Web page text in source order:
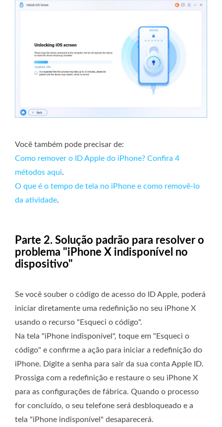
Você também pode precisar de:
Como remover o ID Apple do iPhone? Confira 4
métodos aqui.
O que é o tempo de tela no iPhone e como removê-lo
da atividade.
Parte 2. Solução padrão para resolver o
problema "iPhone X indisponível no
dispositivo"
Se você souber o código de acesso do ID Apple, poderá
iniciar diretamente uma redefinição no seu iPhone X
usando o recurso "Esqueci o código".
Na tela "iPhone indisponível", toque em "Esqueci o
código" e confirme a ação para iniciar a redefinição do
iPhone. Digite a senha para sair da sua conta Apple ID.
Prossiga com a redefinição e restaure o seu iPhone X
para as configurações de fábrica. Quando o processo
for concluído, o seu telefone será desbloqueado e a
tela "iPhone indisponível" desaparecerá.